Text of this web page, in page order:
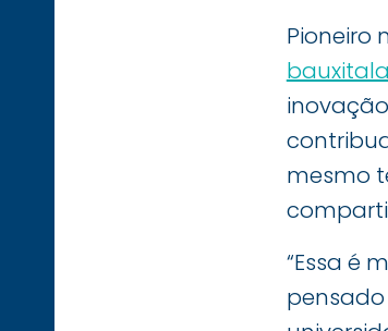
Pioneiro
mesmo
“Essa é